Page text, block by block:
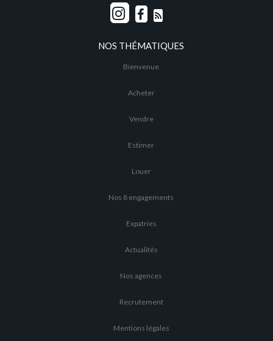
NOS THÉMATIQUES
Bienvenue
Acheter
Vendre
Estimer
Louer
Nos 8 engagements
Expatries
Actualités
Nos agences
Recrutement
Mentions légales